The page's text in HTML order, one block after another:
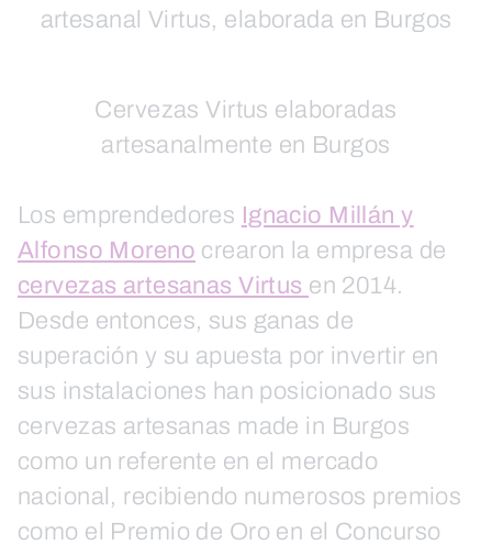
artesanal Virtus, elaborada en Burgos
Cervezas Virtus elaboradas
artesanalmente en Burgos
Los emprendedores Ignacio Millán y
Alfonso Moreno crearon la empresa de
cervezas artesanas Virtus en 2014.
Desde entonces, sus ganas de
superación y su apuesta por invertir en
sus instalaciones han posicionado sus
cervezas artesanas made in Burgos
como un referente en el mercado
nacional, recibiendo numerosos premios
como el Premio de Oro en el Concurso